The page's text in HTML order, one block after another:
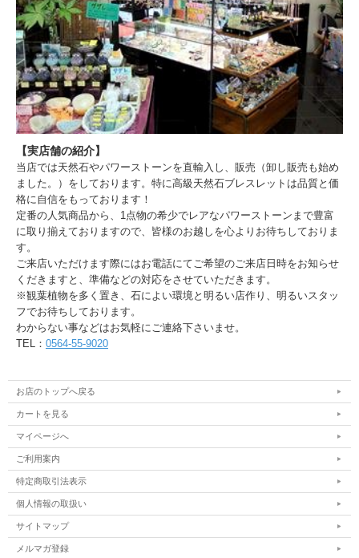
【実店舗の紹介】
当店では天然石やパワーストーンを直輸入し、販売（卸し販売も始め
ました。）をしております。特に高級天然石ブレスレットは品質と価
格に自信をもっております！
定番の人気商品から、1点物の希少でレアなパワーストーンまで豊富
に取り揃えておりますので、皆様のお越しを心よりお待ちしておりま
す。
ご来店いただけます際にはお電話にてご希望のご来店日時をお知らせ
くだきますと、準備などの対応をさせていただきます。
※観葉植物を多く置き、石によい環境と明るい店作り、明るいスタッ
フでお待ちしております。
わからない事などはお気軽にご連絡下さいませ。
TEL： 0564-55-9020
お店のトップへ戻る
カートを見る
マイページへ
ご利用案内
特定商取引法表示
個人情報の取扱い
サイトマップ
メルマガ登録